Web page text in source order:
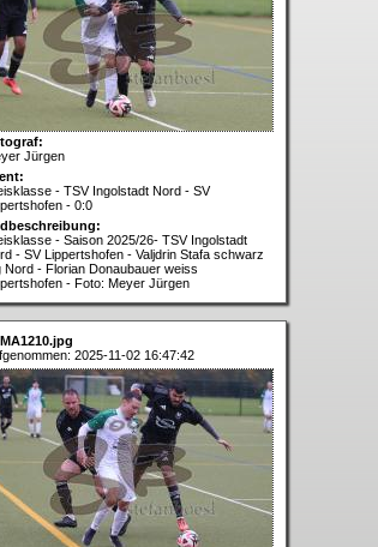
Jürgen
- TSV Ingolstadt Nord - SV
- 0:0
- Saison 2025/26- TSV Ingolstadt
- SV Lippertshofen - Valjdrin Stafa schwarz
Nord - Florian Donaubauer weiss
- Foto: Meyer Jürgen
2025-11-02 16:47:42